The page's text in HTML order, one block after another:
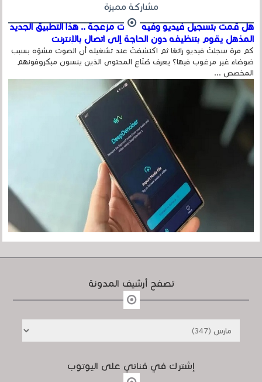
مشاركة مميزة
هل قمت بتسجيل فيديو وفيه أصوت مزعجة .. هذا التطبيق الجديد
المذهل يقوم بتنظيفه دون الحاجة إلى اتصال بالإنترنت
كم مرة سجلتَ فيديو رائعًا ثم اكتشفتَ عند تشغيله أن الصوت مشوّه بسبب
ضوضاء غير مرغوب فيها؟ يعرف صُنّاع المحتوى الذين ينسون ميكروفونهم
المخصص ...
تصفح أرشيف المدونة
إشترك في قناتي على اليوتوب